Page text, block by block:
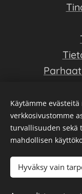
Deittiopas on
Tinder
+18 vuotiaille --
Tarkista
Yhteistyössä
Käytämme
verkkosivustomme
turvallisuuden sekä
mahdollisen
Hyväksy vain